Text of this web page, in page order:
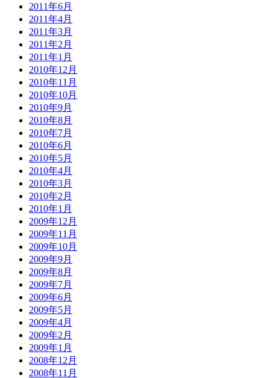
2011年6月
2011年4月
2011年3月
2011年2月
2011年1月
2010年12月
2010年11月
2010年10月
2010年9月
2010年8月
2010年7月
2010年6月
2010年5月
2010年4月
2010年3月
2010年2月
2010年1月
2009年12月
2009年11月
2009年10月
2009年9月
2009年8月
2009年7月
2009年6月
2009年5月
2009年4月
2009年2月
2009年1月
2008年12月
2008年11月